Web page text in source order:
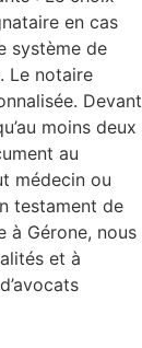
en cas
système de
Le notaire
Devant
moins deux
au
médecin ou
testament de
à Gérone, nous
et à